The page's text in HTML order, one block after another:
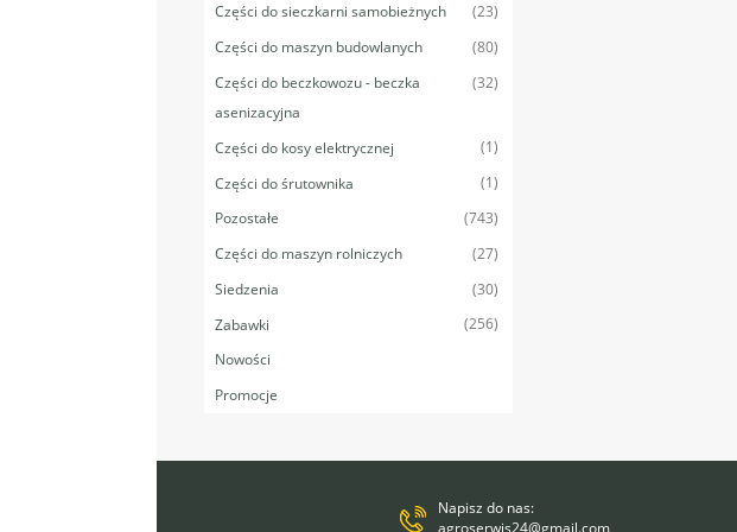
Części do sieczkarni samobieżnych
(23)
Części do maszyn budowlanych
(80)
Części do beczkowozu - beczka
asenizacyjna
(32)
Części do kosy elektrycznej
(1)
Części do śrutownika
(1)
Pozostałe
(743)
Części do maszyn rolniczych
(27)
Siedzenia
(30)
Zabawki
(256)
Nowości
Promocje
Napisz do nas:
agroserwis24@gmail.com